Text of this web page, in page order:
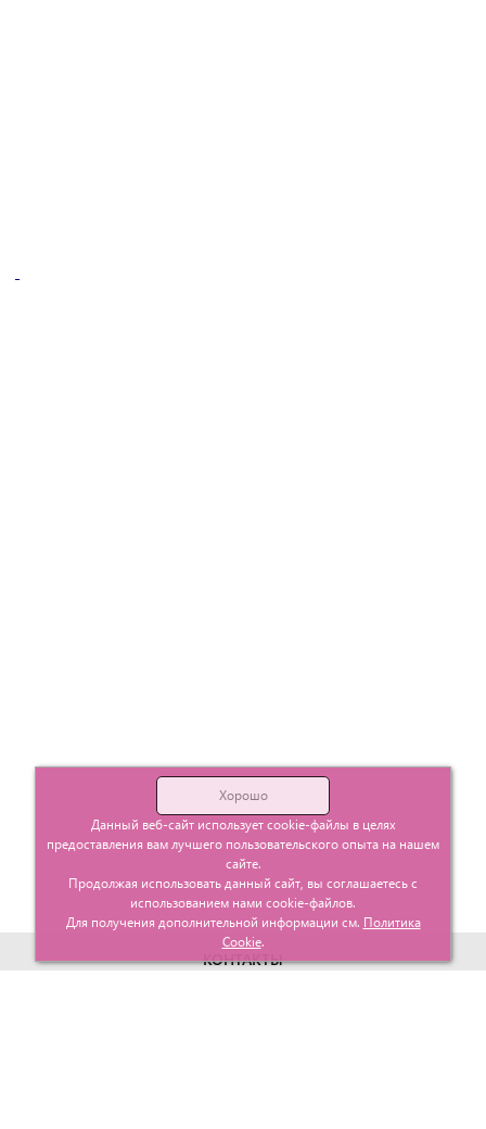
КОНТАКТЫ
Хорошо
Данный веб-сайт использует cookie-файлы в целях
предоставления вам лучшего пользовательского опыта на нашем
сайте.
Продолжая использовать данный сайт, вы соглашаетесь с
использованием нами cookie-файлов.
Для получения дополнительной информации см. Политика
Cookie.